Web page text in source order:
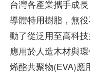
台灣各產業攜手成
導體特用樹脂，無
動了從泛用至高科
應用於人造木材與
烯酯共聚物(EVA)應